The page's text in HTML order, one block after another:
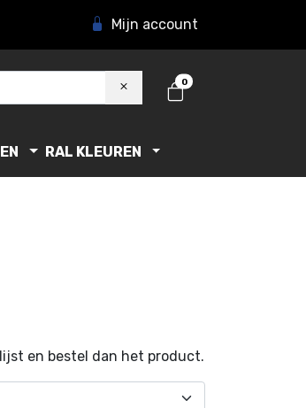
Mijn account
0
RAL KLEUREN
en bestel dan het product.